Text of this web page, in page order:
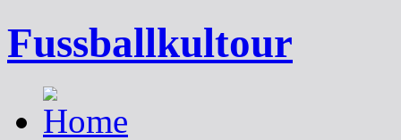
Fussballkultour